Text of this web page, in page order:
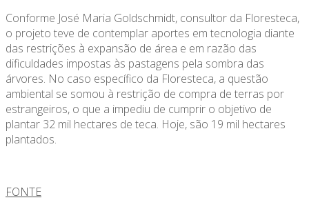
Conforme José Maria Goldschmidt, consultor da Floresteca,
o projeto teve de contemplar aportes em tecnologia diante
das restrições à expansão de área e em razão das
dificuldades impostas às pastagens pela sombra das
árvores. No caso específico da Floresteca, a questão
ambiental se somou à restrição de compra de terras por
estrangeiros, o que a impediu de cumprir o objetivo de
plantar 32 mil hectares de teca. Hoje, são 19 mil hectares
plantados.
FONTE